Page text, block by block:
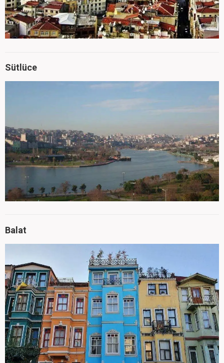
Sütlüce
Balat